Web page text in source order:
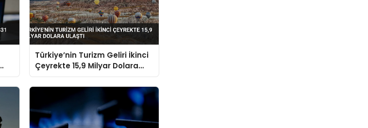
Türkiye’nin Turizm Geliri İkinci
Çeyrekte 15,9 Milyar Dolara
Ulaştı